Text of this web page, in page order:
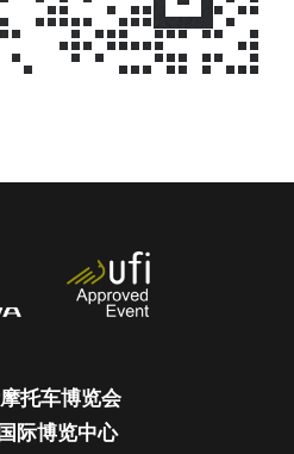
托车博览会
际博览中心